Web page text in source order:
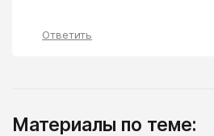
Ответить
Материалы по теме: